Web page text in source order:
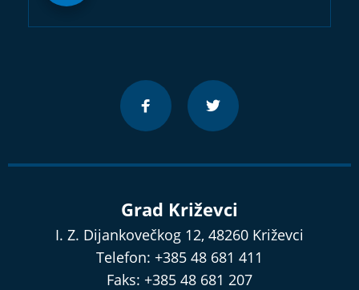
Grad Križevci
I. Z. Dijankovečkog 12, 48260 Križevci
Telefon: +385 48 681 411
Faks: +385 48 681 207